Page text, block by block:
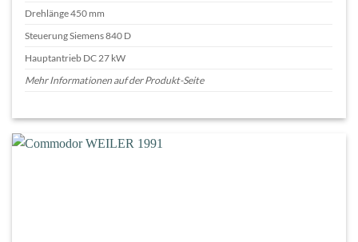
Drehlänge 450 mm
Steuerung Siemens 840 D
Hauptantrieb DC 27 kW
Mehr Informationen auf der Produkt-Seite